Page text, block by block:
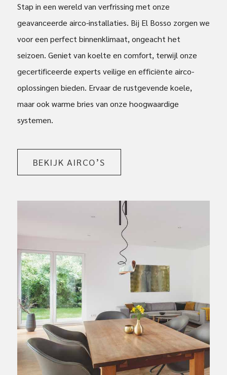
Stap in een wereld van verfrissing met onze
geavanceerde airco-installaties. Bij El Bosso zorgen we
voor een perfect binnenklimaat, ongeacht het
seizoen. Geniet van koelte en comfort, terwijl onze
gecertificeerde experts veilige en efficiënte airco-
oplossingen bieden. Ervaar de rustgevende koele,
maar ook warme bries van onze hoogwaardige
systemen.
BEKIJK AIRCO’S